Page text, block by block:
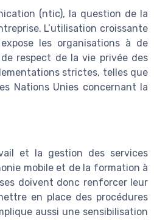
(ntic), la question de la
L’utilisation croissante
les organisations à de
respect de la vie privée des
strictes, telles que
Nations Unies concernant la
et la gestion des services
mobile et de la formation à
doivent donc renforcer leur
en place des procédures
aussi une sensibilisation